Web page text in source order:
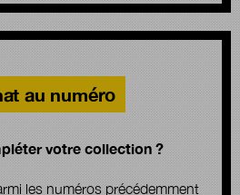
au numéro
votre collection ?
les numéros précédemment